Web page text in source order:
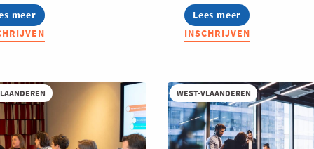
meer Lees meer
about
Lerend
Netwerk
met
minder
dan
75
medewerkers)
INSCHRIJVEN
WEST-VLAANDEREN